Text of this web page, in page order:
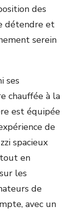
des
détendre et
serein
ses
chauffée à la
est équipée
de
spacieux
en
les
de
avec un